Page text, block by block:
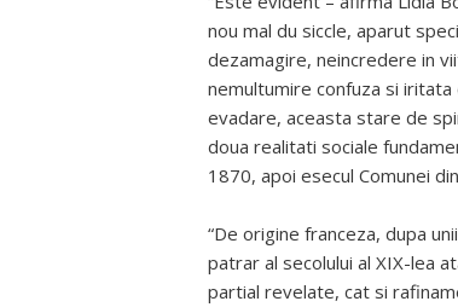
nou mal du siccle, aparut
dezamagire, neincredere in
nemultumire confuza si
evadare, aceasta stare de
doua realitati sociale
1870, apoi esecul Comunei
“De origine franceza, dupa
patrar al secolului al XIX-lea
partial revelate, cat si